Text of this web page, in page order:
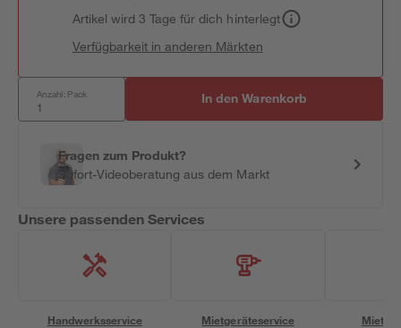
Artikel wird 3 Tage für dich hinterlegt
Verfügbarkeit in anderen Märkten
Anzahl: Pack In den Warenkorb
Fragen zum Produkt?
Sofort-Videoberatung aus dem Markt
Unsere passenden Services
Handwerksservice Mietgeräteservice